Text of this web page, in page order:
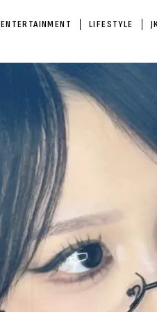
ENTERTAINMENT LIFESTYLE